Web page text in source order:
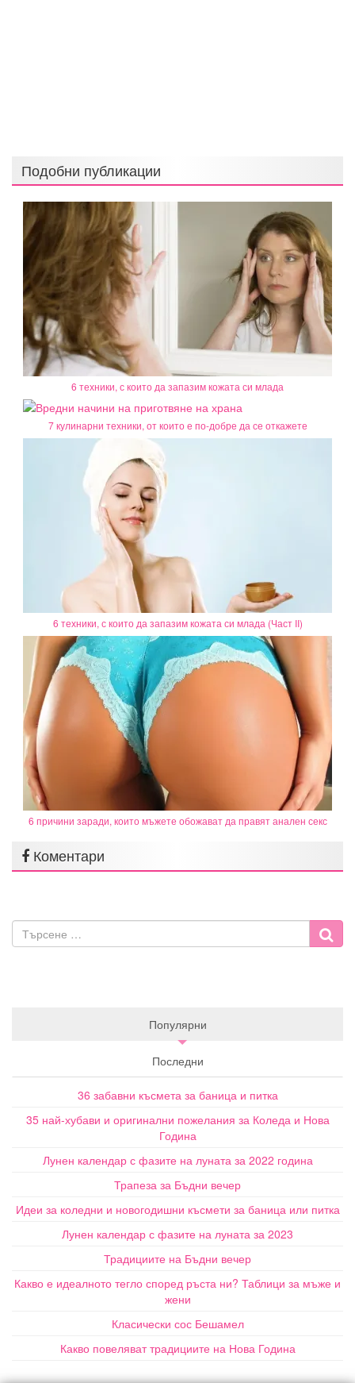
Подобни публикации
6 техники, с които да запазим кожата си млада
7 кулинарни техники, от които е по-добре да се откажете
6 техники, с които да запазим кожата си млада (Част II)
6 причини заради, които мъжете обожават да правят анален секс
Коментари
Популярни
Последни
36 забавни късмета за баница и питка
35 най-хубави и оригинални пожелания за Коледа и Нова
Година
Лунен календар с фазите на луната за 2022 година
Трапеза за Бъдни вечер
Идеи за коледни и новогодишни късмети за баница или питка
Лунен календар с фазите на луната за 2023
Традициите на Бъдни вечер
Какво е идеалното тегло според ръста ни? Таблици за мъже и
жени
Класически сос Бешамел
Какво повеляват традициите на Нова Година